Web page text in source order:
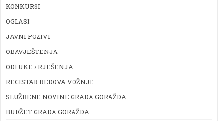
KONKURSI
OGLASI
JAVNI POZIVI
OBAVJEŠTENJA
ODLUKE / RJEŠENJA
REGISTAR REDOVA VOŽNJE
SLUŽBENE NOVINE GRADA GORAŽDA
BUDŽET GRADA GORAŽDA